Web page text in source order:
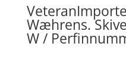
Wæhrens.
W /